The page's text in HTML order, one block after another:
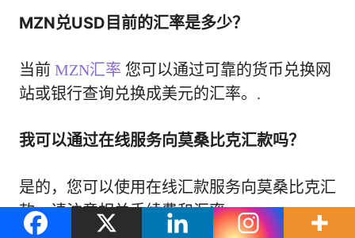
MZN兑USD目前的汇率是多少？
当前 MZN汇率 您可以通过可靠的货币兑换网
站或银行查询兑换成美元的汇率。.
我可以通过在线服务向莫桑比克汇款吗？
是的，您可以使用在线汇款服务向莫桑比克汇
款。请注意相关手续费和汇率。.